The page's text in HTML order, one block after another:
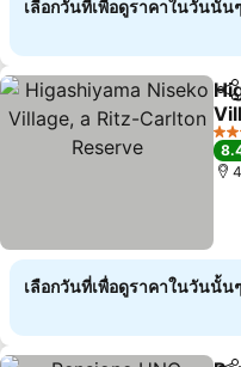
เลือกวันที่เพื่อดูราคาในวันนั้นๆ
แช
5 ด
เลือกวันที่เพื่อดูราคาในวันนั้นๆ